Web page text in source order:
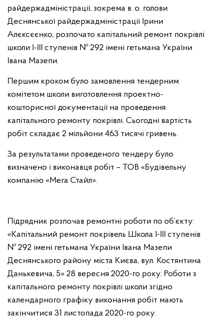
райдержадміністрації, зокрема в. о. голови
Деснянської райдержадміністрації Ірини
Алєксєєнко, розпочато капітальний ремонт покрівлі
школи І-ІІІ ступенів № 292 імені гетьмана України
Івана Мазепи.
Першим кроком було замовлення тендерним
комітетом школи виготовлення проектно-
кошторисної документації на проведення
капітального ремонту покрівлі. Сьогодні вартість
робіт складає 2 мільйони 463 тисячі гривень.
За результатами проведеного тендеру було
визначено і виконавця робіт – ТОВ «Будівельну
компанію «Мега Стайл».
Підрядник розпочав ремонтні роботи по об’єкту:
«Капітальний ремонт покрівель Школа І-ІІІ ступенів
№ 292 імені гетьмана України Івана Мазепи
Деснянського району міста Києва, вул. Костянтина
Данькевича, 5» 28 вересня 2020-го року. Роботи з
капітального ремонту покрівлі школи згідно
календарного графіку виконання робіт мають
закінчитися 31 листопада 2020-го року.